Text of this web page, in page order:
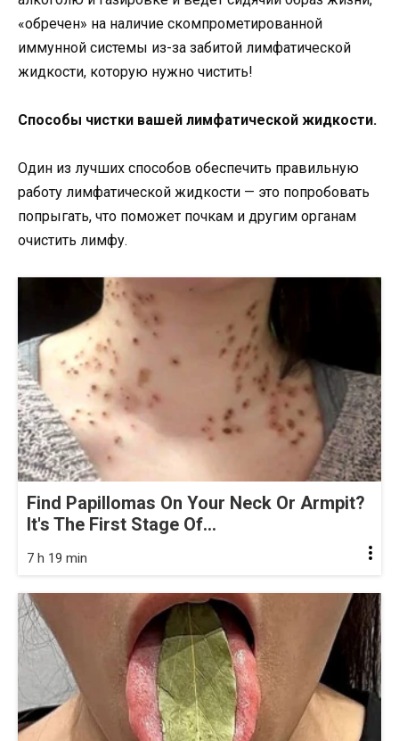
«обречен» на наличие скомпрометированной
иммунной системы из-за забитой лимфатической
жидкости, которую нужно чистить!
Способы чистки вашей лимфатической жидкости.
Один из лучших способов обеспечить правильную
работу лимфатической жидкости — это попробовать
попрыгать, что поможет почкам и другим органам
очистить лимфу.
Find Papillomas On Your Neck Or Armpit?
It's The First Stage Of...
7 h 19 min